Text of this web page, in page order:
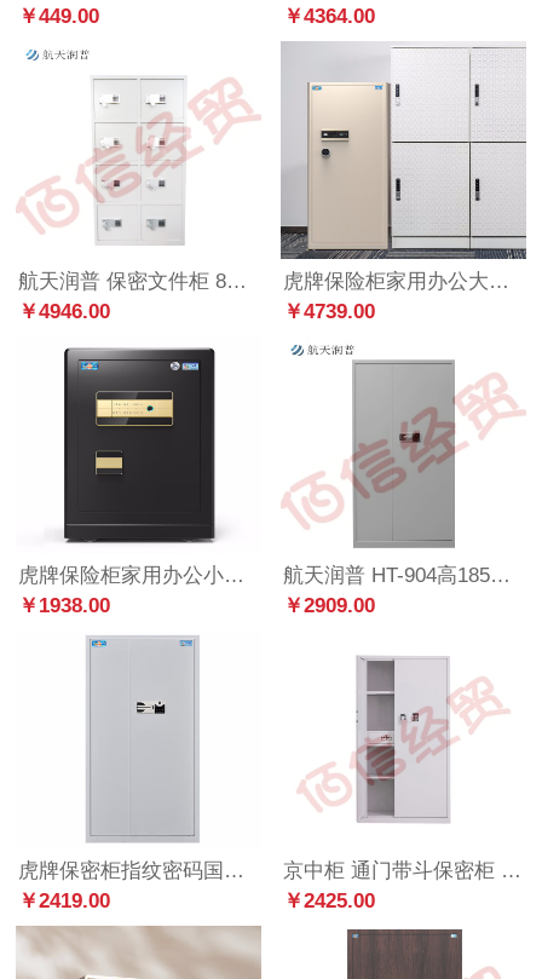
￥449.00
￥4364.00
航天润普 保密文件柜 8门柜
￥4946.00
虎牌保险柜家用办公大型150cm指纹密码收纳保管柜全钢防盗入墙入柜财务专用高端保险箱灵悦系列
￥4739.00
虎牌保险柜家用办公小型国标认证保险箱60cm指纹wifi全钢防盗财务专用保密柜 金麒系列 黑色
￥1938.00
航天润普 HT-904高185CM指纹通体保密文件柜 办公 通过国家保密科技测评认证产品
￥2909.00
虎牌保密柜指纹密码国宝锁柜档案柜器材柜钢制保密办公铁皮柜子白色通体保险柜 ZG系列 185cm
￥2419.00
京中柜 通门带斗保密柜 电子密码锁 通门内二斗国宝锁1850*900*420cm
￥2425.00